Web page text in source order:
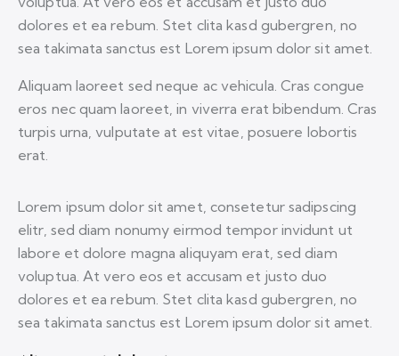
dolores et ea rebum. Stet clita kasd gubergren, no
sea takimata sanctus est Lorem ipsum dolor sit amet.
Aliquam laoreet sed neque ac vehicula. Cras congue
eros nec quam laoreet, in viverra erat bibendum. Cras
turpis urna, vulputate at est vitae, posuere lobortis
erat.
Lorem ipsum dolor sit amet, consetetur sadipscing
elitr, sed diam nonumy eirmod tempor invidunt ut
labore et dolore magna aliquyam erat, sed diam
voluptua. At vero eos et accusam et justo duo
dolores et ea rebum. Stet clita kasd gubergren, no
sea takimata sanctus est Lorem ipsum dolor sit amet.